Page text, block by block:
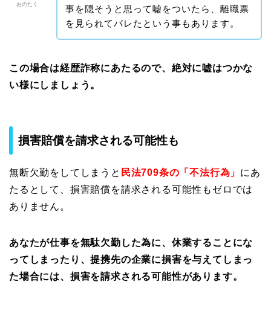
おのたく
事を隠そうと思って嘘をついたら、離職票
を見られてバレたという事もあります。
この場合は経歴詐称にあたるので、絶対に嘘はつかな
い様にしましょう。
損害賠償を請求される可能性も
無断欠勤をしてしまうと 民法709条の「不法行為」 にあ
たるとして、損害賠償を請求される可能性もゼロでは
ありません。
あなたが仕事を無駄欠勤した為に、休業することにな
ってしまったり、提携先の企業に損害を与えてしまっ
た場合には、損害を請求される可能性があります。